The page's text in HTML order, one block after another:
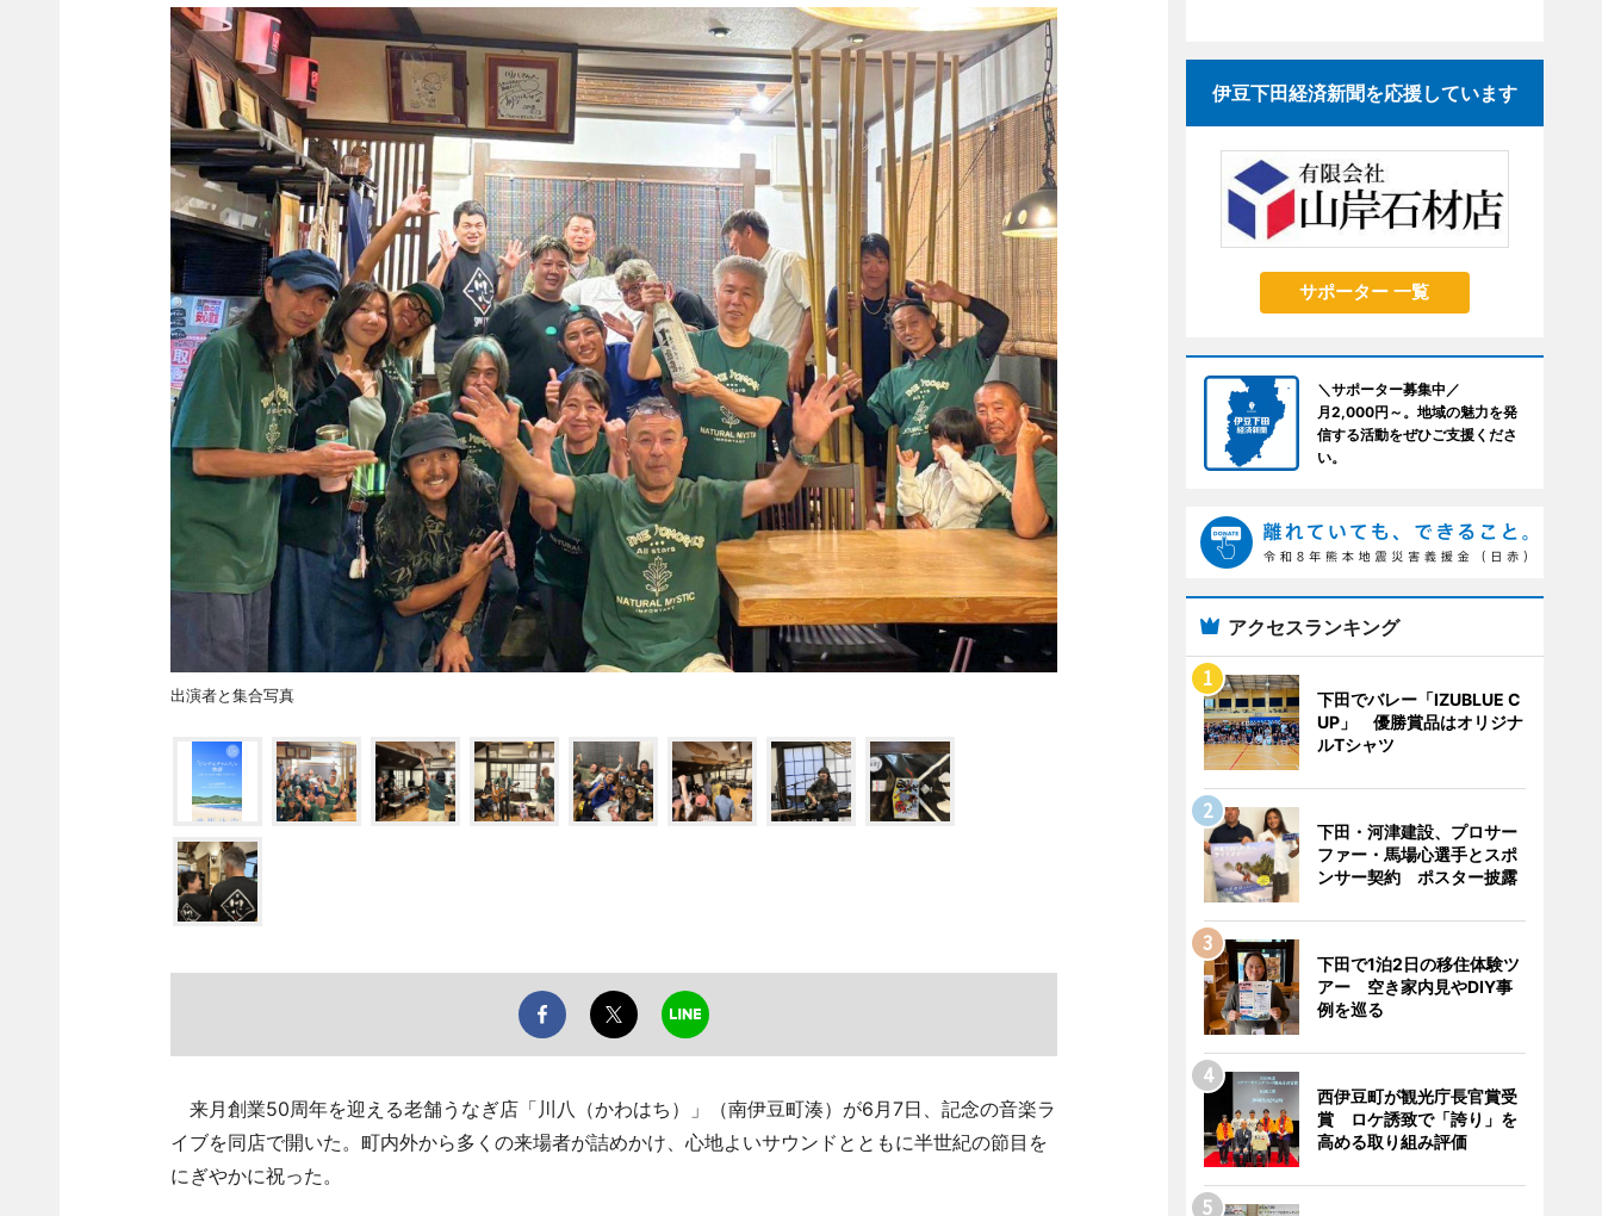
出演者と集合写真
来月創業50周年を迎える老舗うなぎ店「川八（かわはち）」（南伊豆町湊）が6月7日、記念の音楽ラ
イブを同店で開いた。町内外から多くの来場者が詰めかけ、心地よいサウンドとともに半世紀の節目を
にぎやかに祝った。
伊豆下田経済新聞を応援しています
サポーター 一覧
＼サポーター募集中／
月2,000円～。地域の魅力を発
信する活動をぜひご支援くださ
い。
アクセスランキング
下田でバレー「IZUBLUE C
UP」 優勝賞品はオリジナ
ルTシャツ
下田・河津建設、プロサー
ファー・馬場心選手とスポ
ンサー契約 ポスター披露
下田で1泊2日の移住体験ツ
アー 空き家内見やDIY事
例を巡る
西伊豆町が観光庁長官賞受
賞 ロケ誘致で「誇り」を
高める取り組み評価